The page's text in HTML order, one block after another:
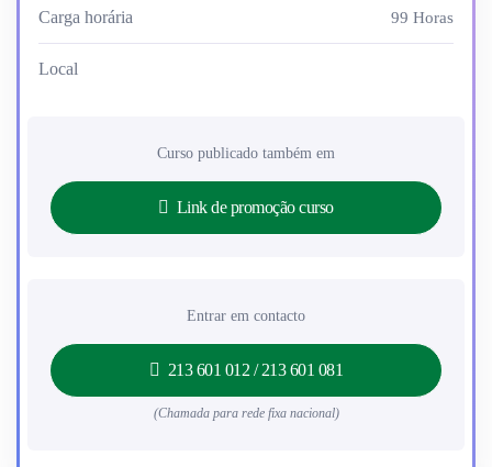
Carga horária 99 Horas
Local
Curso publicado também em
Link de promoção curso
Entrar em contacto
213 601 012 / 213 601 081
(Chamada para rede fixa nacional)